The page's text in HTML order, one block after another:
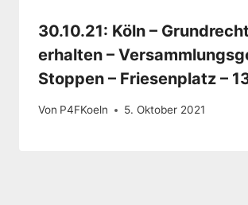
30.10.21: Köln –
erhalten –
Stoppen – Friesenplatz –
Von P4FKoeln 5. Oktober 2021